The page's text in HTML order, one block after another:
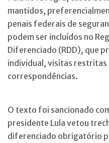
mantidos,
penais federais de
podem ser incluídos no
Diferenciado (RDD), que
individual, visitas restritas
correspondências.
O texto foi sancionado
presidente Lula vetou
diferenciado obrigatório